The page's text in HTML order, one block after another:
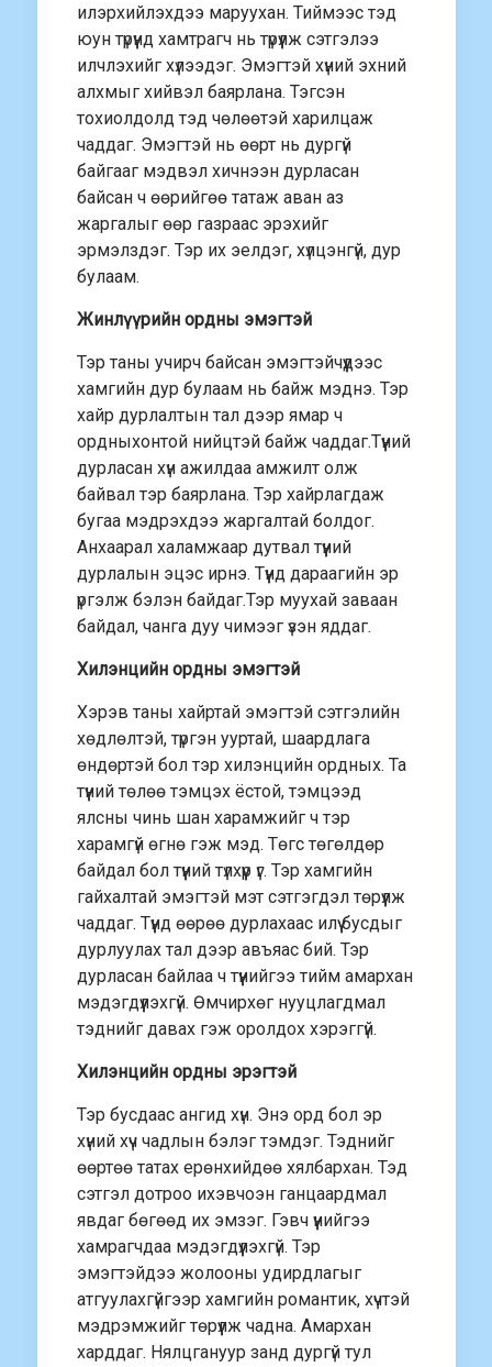
илэрхийлэхдээ маруухан. Тиймээс тэд
юун түрүүнд хамтрагч нь түрүүлж сэтгэлээ
илчлэхийг хүлээдэг. Эмэгтэй хүний эхний
алхмыг хийвэл баярлана. Тэгсэн
тохиолдолд тэд чөлөөтэй харилцаж
чаддаг. Эмэгтэй нь өөрт нь дургүй
байгааг мэдвэл хичнээн дурласан
байсан ч өөрийгөө татаж аван аз
жаргалыг өөр газраас эрэхийг
эрмэлздэг. Тэр их эелдэг, хүлцэнгүй, дур
булаам.
Жинлүүрийн ордны эмэгтэй
Тэр таны учирч байсан эмэгтэйчүүдээс
хамгийн дур булаам нь байж мэднэ. Тэр
хайр дурлалтын тал дээр ямар ч
ордныхонтой нийцтэй байж чаддаг.Түүний
дурласан хүн ажилдаа амжилт олж
байвал тэр баярлана. Тэр хайрлагдаж
бугаа мэдрэхдээ жаргалтай болдог.
Анхаарал халамжаар дутвал түүний
дурлалын эцэс ирнэ. Түүнд дараагийн эр
үргэлж бэлэн байдаг.Тэр муухай заваан
байдал, чанга дуу чимээг үзэн яддаг.
Хилэнцийн ордны эмэгтэй
Хэрэв таны хайртай эмэгтэй сэтгэлийн
хөдлөлтэй, түргэн ууртай, шаардлага
өндөртэй бол тэр хилэнцийн ордных. Та
түүний төлөө тэмцэх ёстой, тэмцээд
ялсны чинь шан харамжийг ч тэр
харамгүй өгнө гэж мэд. Төгс төгөлдөр
байдал бол түүний түлхүүр үг. Тэр хамгийн
гайхалтай эмэгтэй мэт сэтгэгдэл төрүүлж
чаддаг. Түүнд өөрөө дурлахаас илүү бусдыг
дурлуулах тал дээр авъяас бий. Тэр
дурласан байлаа ч түүнийгээ тийм амархан
мэдэгдүүлэхгүй. Өмчирхөг нууцлагдмал
тэднийг давах гэж оролдох хэрэггүй.
Хилэнцийн ордны эрэгтэй
Тэр бусдаас ангид хүн. Энэ орд бол эр
хүний хүч чадлын бэлэг тэмдэг. Тэднийг
өөртөө татах ерөнхийдөө хялбархан. Тэд
сэтгэл дотроо ихэвчоэн ганцаардмал
явдаг бөгөөд их эмзэг. Гэвч үүнийгээ
хамрагчдаа мэдэгдүүлэхгүй. Тэр
эмэгтэйдээ жолооны удирдлагыг
атгуулахгүйгээр хамгийн романтик, хүчтэй
мэдрэмжийг төрүүлж чадна. Амархан
харддаг. Нялцгануур занд дургүй тул